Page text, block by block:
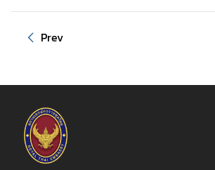
v
c
e
s
Prev